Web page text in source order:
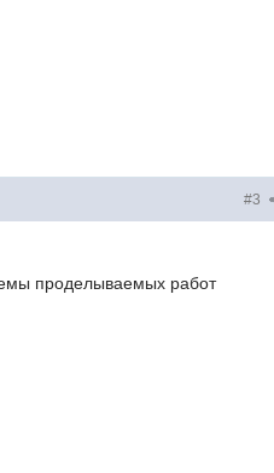
#3
проделываемых работ